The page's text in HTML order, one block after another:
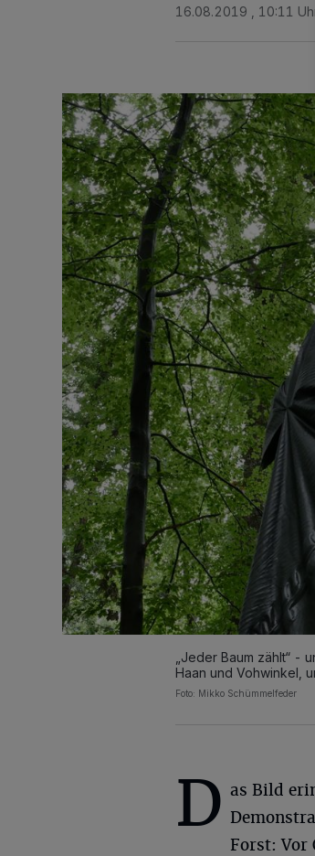
16.08.2019 , 10:11
„Jeder Baum zählt“ -
Haan und Vohwinkel,
Foto: Mikko Schümmelfeder
D as Bild
Forst: Vor